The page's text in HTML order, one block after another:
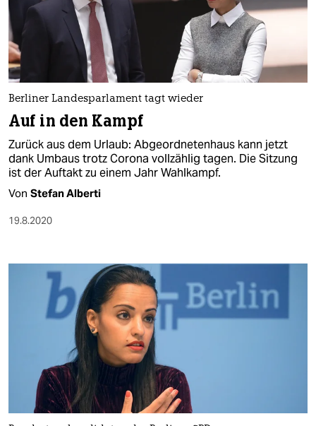
Berliner Landesparlament tagt wieder
Auf in den Kampf
Zurück aus dem Urlaub: Abgeordnetenhaus kann jetzt
dank Umbaus trotz Corona vollzählig tagen. Die Sitzung
ist der Auftakt zu einem Jahr Wahlkampf.
Von Stefan Alberti
19.8.2020